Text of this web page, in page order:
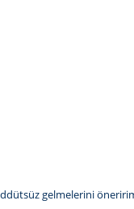
gelmelerini